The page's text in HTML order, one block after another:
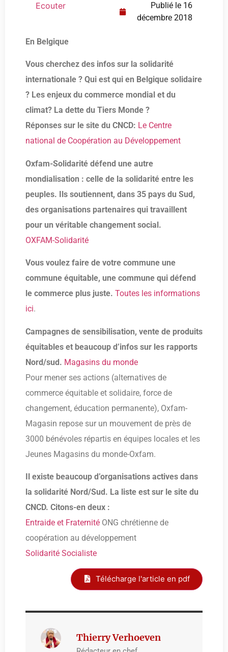
Ecouter Publié le 16
décembre 2018
En Belgique
Vous cherchez des infos sur la solidarité
internationale ? Qui est qui en Belgique solidaire
? Les enjeux du commerce mondial et du
climat? La dette du Tiers Monde ?
Réponses sur le site du CNCD: Le Centre
national de Coopération au Développement
Oxfam-Solidarité défend une autre
mondialisation : celle de la solidarité entre les
peuples. Ils soutiennent, dans 35 pays du Sud,
des organisations partenaires qui travaillent
pour un véritable changement social.
OXFAM-Solidarité
Vous voulez faire de votre commune une
commune équitable, une commune qui défend
le commerce plus juste. Toutes les informations
ici.
Campagnes de sensibilisation, vente de produits
équitables et beaucoup d’infos sur les rapports
Nord/sud. Magasins du monde
Pour mener ses actions (alternatives de
commerce équitable et solidaire, force de
changement, éducation permanente), Oxfam-
Magasin repose sur un mouvement de près de
3000 bénévoles répartis en équipes locales et les
Jeunes Magasins du monde-Oxfam.
Il existe beaucoup d’organisations actives dans
la solidarité Nord/Sud. La liste est sur le site du
CNCD. Citons-en deux :
Entraide et Fraternité ONG chrétienne de
coopération au développement
Solidarité Socialiste
Télécharge l'article en pdf
Thierry Verhoeven